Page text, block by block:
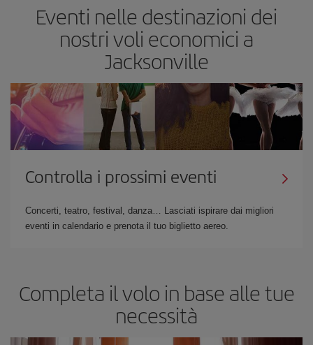
Eventi nelle destinazioni dei
nostri voli economici a
Jacksonville
Controlla i prossimi eventi
Concerti, teatro, festival, danza… Lasciati ispirare dai migliori
eventi in calendario e prenota il tuo biglietto aereo.
Completa il volo in base alle tue
necessità